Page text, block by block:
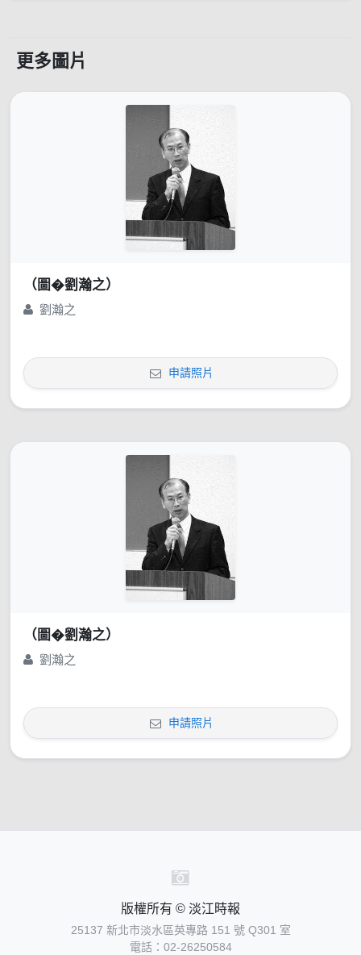
更多圖片
（圖�劉瀚之）
劉瀚之
申請照片
（圖�劉瀚之）
劉瀚之
申請照片
版權所有 © 淡江時報
25137 新北市淡水區英專路 151 號 Q301 室
電話：02-26250584